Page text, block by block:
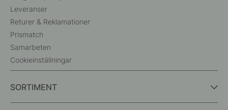
Leveranser
Returer & Reklamationer
Prismatch
Samarbeten
Cookieinställningar
SORTIMENT